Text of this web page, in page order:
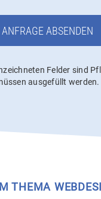
ANFRAGE ABSENDEN
Felder sind
ausgefüllt werden.
THEMA